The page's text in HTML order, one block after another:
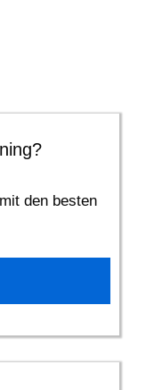
den besten